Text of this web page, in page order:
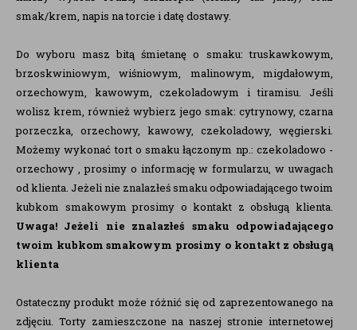
smak/krem, napis na torcie i datę dostawy.
Do wyboru masz bitą śmietanę o smaku: truskawkowym,
brzoskwiniowym, wiśniowym, malinowym, migdałowym,
orzechowym, kawowym, czekoladowym i tiramisu. Jeśli
wolisz krem, również wybierz jego smak: cytrynowy, czarna
porzeczka, orzechowy, kawowy, czekoladowy, węgierski.
Możemy wykonać tort o smaku łączonym np.: czekoladowo -
orzechowy , prosimy o informację w formularzu, w uwagach
od klienta. Jeżeli nie znalazłeś smaku odpowiadającego twoim
kubkom smakowym prosimy o kontakt z obsługą klienta.
Uwaga! Jeżeli nie znalazłeś smaku odpowiadającego
twoim kubkom smakowym prosimy o kontakt z obsługą
klienta
Ostateczny produkt może różnić się od zaprezentowanego na
zdjęciu. Torty zamieszczone na naszej stronie internetowej